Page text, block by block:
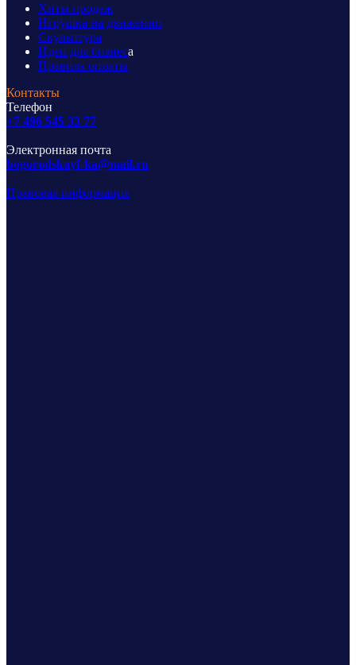
Хиты продаж
Игрушка на движении
Скульптура
Идеи для бизнеса
Правила оплаты
Контакты
Телефон
+7 496 545 33 77
Электронная почта
bogorodskayf-ka@mail.ru
Правовая информация